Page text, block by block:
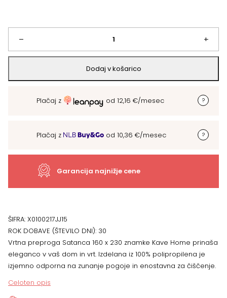
–
Vrtna
preproga
Satanca
+
Dodaj v košarico
Plačaj z od 12,16 €/mesec
Plačaj z od 10,36 €/mesec
Garancija najnižje cene
ŠIFRA: X0100217JJ15
ROK DOBAVE (ŠTEVILO DNI): 30
Vrtna preproga Satanca 160 x 230 znamke Kave Home prinaša
eleganco v vaš dom in vrt. Izdelana iz 100% polipropilena je
izjemno odporna na zunanje pogoje in enostavna za čiščenje.
Celoten opis